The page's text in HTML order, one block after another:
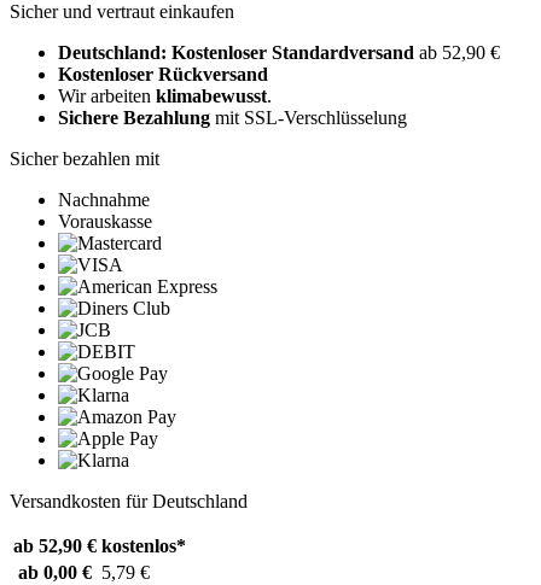
Sicher und vertraut einkaufen
Deutschland: Kostenloser Standardversand ab 52,90 €
Kostenloser Rückversand
Wir arbeiten klimabewusst.
Sichere Bezahlung mit SSL-Verschlüsselung
Sicher bezahlen mit
Nachnahme
Vorauskasse
Versandkosten für Deutschland
ab 52,90 € kostenlos*
ab 0,00 € 5,79 €